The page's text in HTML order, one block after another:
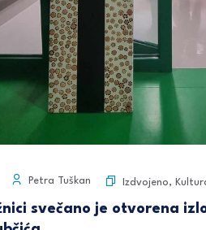
Petra Tuškan Izdvojeno,
svečano je otvorena